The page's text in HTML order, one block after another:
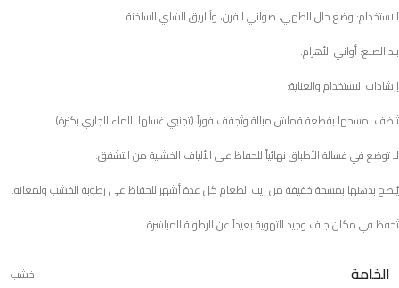
الاستخدام: وضع حلل الطهي، صواني الفرن، وأباريق الشاي الساخنة.
بلد الصنع: أواني الأهرام.
إرشادات الاستخدام والعناية:
تُنظف بمسحها بقطعة قماش مبللة وتُجفف فوراً (تجنبي غسلها بالماء الجاري بكثرة).
لا توضع في غسالة الأطباق نهائياً للحفاظ على الألياف الخشبية من التشقق.
يُنصح بدهنها بمسحة خفيفة من زيت الطعام كل عدة أشهر للحفاظ على رطوبة الخشب ولمعانه.
تُحفظ في مكان جاف وجيد التهوية بعيداً عن الرطوبة المباشرة.
الخامة خشب